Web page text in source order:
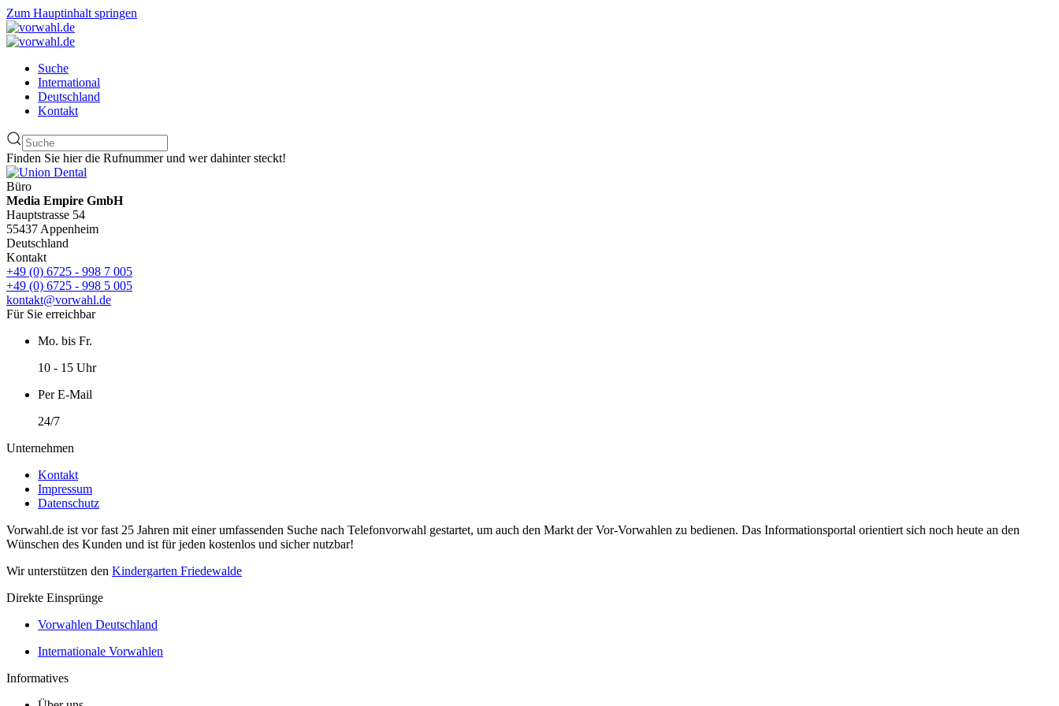
Zum Hauptinhalt springen
Suche
International
Deutschland
Kontakt
Finden Sie hier die Rufnummer und wer dahinter steckt!
Büro
Media Empire GmbH
Hauptstrasse 54
55437 Appenheim
Deutschland
Kontakt
+49 (0) 6725 - 998 7 005
+49 (0) 6725 - 998 5 005
kontakt@vorwahl.de
Für Sie erreichbar
Mo. bis Fr.
10 - 15 Uhr
Per E-Mail
24/7
Unternehmen
Kontakt
Impressum
Datenschutz
Vorwahl.de ist vor fast 25 Jahren mit einer umfassenden Suche nach Telefonvorwahl gestartet, um auch den Markt der Vor-Vorwahlen zu bedienen. Das Informationsportal orientiert sich noch heute an den
Wünschen des Kunden und ist für jeden kostenlos und sicher nutzbar!
Wir unterstützen den Kindergarten Friedewalde
Direkte Einsprünge
Vorwahlen Deutschland
Internationale Vorwahlen
Informatives